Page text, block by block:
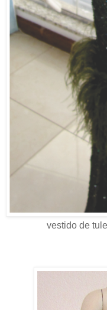
vestido de